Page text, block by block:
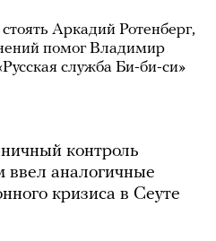
Аркадий Ротенберг,
помог Владимир
служба Би-би-си»
контроль
ввел аналогичные
кризиса в Сеуте